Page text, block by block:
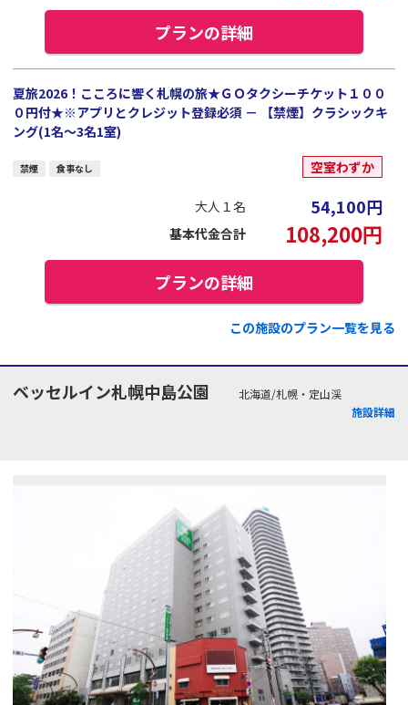
プランの詳細
夏旅2026！こころに響く札幌の旅★ＧＯタクシーチケット１００
０円付★※アプリとクレジット登録必須 － 【禁煙】クラシックキ
ング(1名～3名1室)
禁煙 食事なし 空室わずか
大人１名 54,100円
基本代金合計 108,200円
プランの詳細
この施設のプラン一覧を見る
ベッセルイン札幌中島公園
北海道/札幌・定山渓
施設詳細